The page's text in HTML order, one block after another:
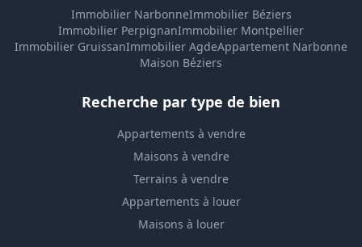
Immobilier NarbonneImmobilier Béziers
Immobilier PerpignanImmobilier Montpellier
Immobilier GruissanImmobilier AgdeAppartement Narbonne
Maison Béziers
Recherche par type de bien
Appartements à vendre
Maisons à vendre
Terrains à vendre
Appartements à louer
Maisons à louer